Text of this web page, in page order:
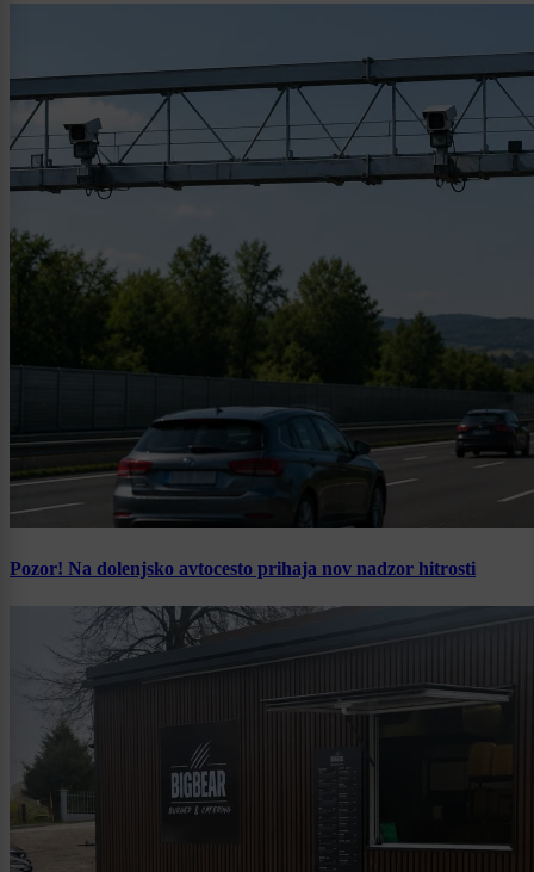
Pozor! Na dolenjsko avtocesto prihaja nov nadzor hitrosti